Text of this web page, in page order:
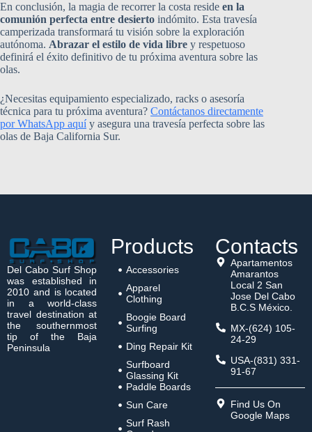
En conclusión, la magia de recorrer la costa reside en la
comunión perfecta entre desierto indómito. Esta travesía
camperizada transformará tu visión sobre la exploración
autónoma. Abrazar el estilo de vida libre y respetuoso
definirá el éxito definitivo de tu próxima aventura sobre las
olas.
¿Necesitas equipamiento especializado, racks o asesoría
técnica para tu próxima aventura? Contáctanos directamente
por WhatsApp aquí y asegura una travesía perfecta sobre las
olas de Baja California Sur.
Del Cabo Surf Shop
was established in
2010 and is located
in a world-class
travel destination at
the southernmost
tip of the Baja
Peninsula
Products
Accessories
Apparel
Clothing
Boogie Board
Surfing
Ding Repair Kit
Surfboard
Glassing Kit
Paddle Boards
Sun Care
Surf Rash
Contacts
Apartamentos
Amarantos
Local 2 San
Jose Del Cabo
B.C.S México.
MX-(624) 105-
24-29
USA-(831) 331-
91-67
Find Us On
Google Maps